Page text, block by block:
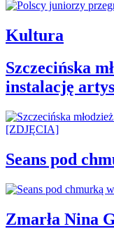
Kultura
Szczecińska
instalację
Seans pod
Zmarła Nina